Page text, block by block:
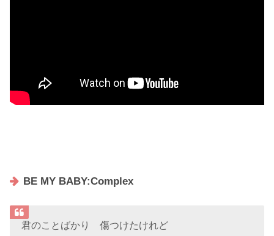
BE MY BABY:Complex
君のことばかり 傷つけたけれど